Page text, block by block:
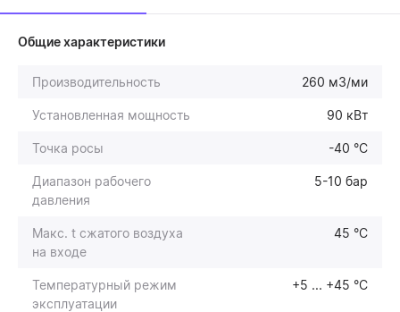
Общие характеристики
Производительность 260 м3/ми
Установленная мощность 90 кВт
Точка росы -40 °C
Диапазон рабочего
давления
5-10 бар
Макс. t сжатого воздуха
на входе
45 °C
Температурный режим
эксплуатации
+5 ... +45 °С